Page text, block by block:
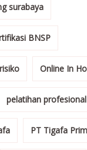
surabaya
BNSP
Online In
pelatihan profesional
PT Tigafa